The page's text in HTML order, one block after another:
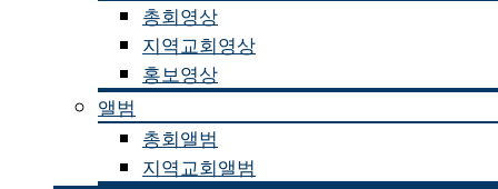
총회영상
지역교회영상
홍보영상
앨범
총회앨범
지역교회앨범